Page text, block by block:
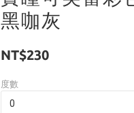
黑咖灰
NT$230
度數